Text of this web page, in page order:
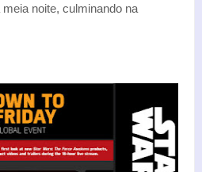
noite, culminando na